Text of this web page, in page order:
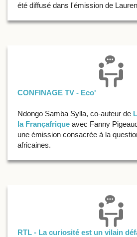
été diffusé dans l'émission de
CONFINAGE TV - Eco'
Ndongo Samba Sylla, co-auteur de
la Françafrique avec Fanny
une émission consacrée à la
africaines.
RTL - La curiosité est un vilain